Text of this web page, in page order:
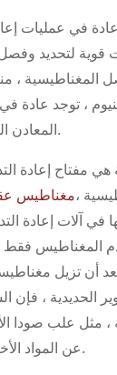
في عمليات
لتحديد وفصل
المغناطيسية ،
، توجد عادة
المعادن الحديدية مثل الحديد.
مفتاح إعادة
،مغناطيس
في آلات إعادة
المغناطيس
أن تزيل
الحديدية ،
، مثل علب صودا
عن المواد الأخرى مثل البلاستيك.